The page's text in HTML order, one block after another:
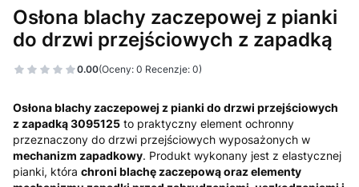
Osłona blachy zaczepowej z pianki
do drzwi przejściowych z zapadką
0.00(Oceny: 0 Recenzje: 0)
Osłona blachy zaczepowej z pianki do drzwi przejściowych
z zapadką 3095125 to praktyczny element ochronny
przeznaczony do drzwi przejściowych wyposażonych w
mechanizm zapadkowy. Produkt wykonany jest z elastycznej
pianki, która chroni blachę zaczepową oraz elementy